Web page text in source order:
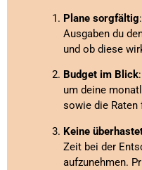
Plane sorgfältig
Ausgaben du
und ob diese
Budget im Blick
um deine
sowie die Raten
Keine
Zeit bei der
aufzunehmen.